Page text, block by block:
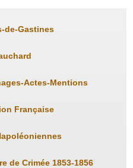
de-Gastines
Actes-Mentions
Française
de Crimée 1853-1856